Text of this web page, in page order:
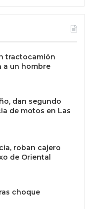
tractocamión
a un hombre
dan segundo
de motos en Las
roban cajero
de Oriental
choque